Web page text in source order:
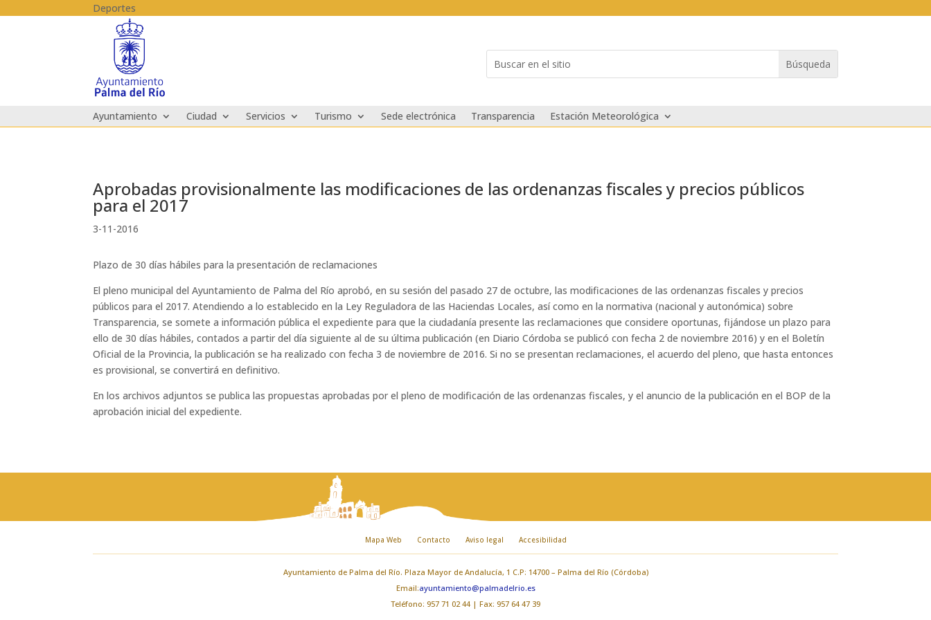
Deportes
for...
Ayuntamiento Ciudad Servicios Turismo Sede electrónica Transparencia Estación Meteorológica
Aprobadas provisionalmente las modificaciones de las ordenanzas fiscales y precios públicos
para el 2017
3-11-2016
Plazo de 30 días hábiles para la presentación de reclamaciones
El pleno municipal del Ayuntamiento de Palma del Río aprobó, en su sesión del pasado 27 de octubre, las modificaciones de las ordenanzas fiscales y precios
públicos para el 2017. Atendiendo a lo establecido en la Ley Reguladora de las Haciendas Locales, así como en la normativa (nacional y autonómica) sobre
Transparencia, se somete a información pública el expediente para que la ciudadanía presente las reclamaciones que considere oportunas, fijándose un plazo para
ello de 30 días hábiles, contados a partir del día siguiente al de su última publicación (en Diario Córdoba se publicó con fecha 2 de noviembre 2016) y en el Boletín
Oficial de la Provincia, la publicación se ha realizado con fecha 3 de noviembre de 2016. Si no se presentan reclamaciones, el acuerdo del pleno, que hasta entonces
es provisional, se convertirá en definitivo.
En los archivos adjuntos se publica las propuestas aprobadas por el pleno de modificación de las ordenanzas fiscales, y el anuncio de la publicación en el BOP de la
aprobación inicial del expediente.
Mapa Web Contacto Aviso legal Accesibilidad
Ayuntamiento de Palma del Río. Plaza Mayor de Andalucía, 1 C.P: 14700 – Palma del Río (Córdoba)
Email:ayuntamiento@palmadelrio.es
Teléfono: 957 71 02 44 | Fax: 957 64 47 39